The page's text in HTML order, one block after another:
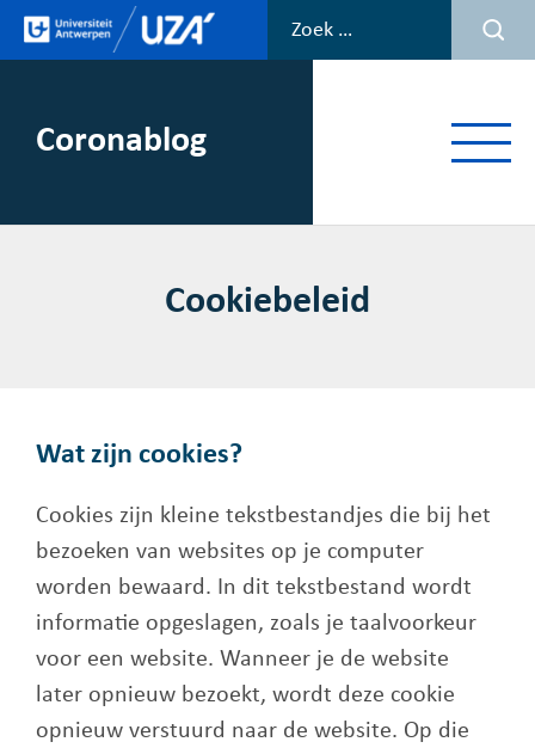
Spring
naar
Coronablog Menu
Cookiebeleid
Wat zijn cookies?
Cookies zijn kleine tekstbestandjes die bij het
bezoeken van websites op je computer
worden bewaard. In dit tekstbestand wordt
informatie opgeslagen, zoals je taalvoorkeur
voor een website. Wanneer je de website
later opnieuw bezoekt, wordt deze cookie
opnieuw verstuurd naar de website. Op die